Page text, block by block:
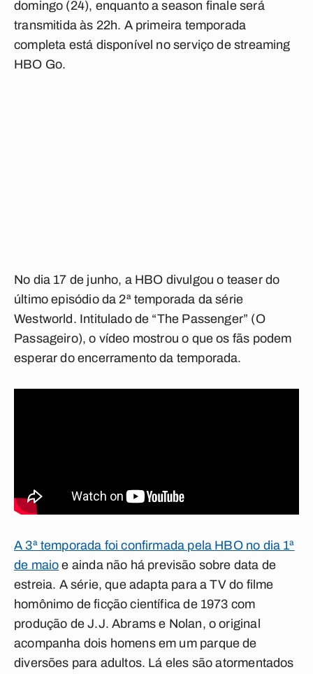
domingo (24), enquanto a season finale será
transmitida às 22h. A primeira temporada
completa está disponível no serviço de streaming
HBO Go.
No dia 17 de junho, a HBO divulgou o teaser do
último episódio da 2ª temporada da série
Westworld. Intitulado de “The Passenger” (O
Passageiro), o vídeo mostrou o que os fãs podem
esperar do encerramento da temporada.
A 3ª temporada foi confirmada pela HBO no dia 1ª
de maio e ainda não há previsão sobre data de
estreia. A série, que adapta para a TV do filme
homônimo de ficção científica de 1973 com
produção de J.J. Abrams e Nolan, o original
acompanha dois homens em um parque de
diversões para adultos. Lá eles são atormentados